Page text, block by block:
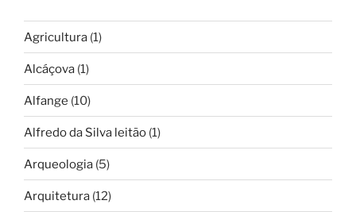
Agricultura (1)
Alcáçova (1)
Alfange (10)
Alfredo da Silva leitão (1)
Arqueologia (5)
Arquitetura (12)